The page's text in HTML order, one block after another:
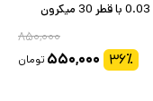
۸۵۰,۰۰۰
۳۶٪ ۵۵۰,۰۰۰ تومان